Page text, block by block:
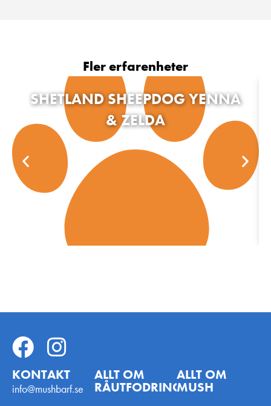
Fler erfarenheter
SHETLAND SHEEPDOG YENNA
& ZELDA
KONTAKT
info@mushbarf.se
ALLT OM
RÅUTFODRING
ALLT OM
MUSH